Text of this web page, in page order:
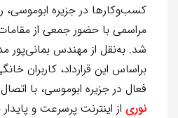
کسب‌وکارها در جزیره ابوموسی،
مراسمی با حضور جمعی از
شد. به‌نقل از مهندس بمانی‌پور
براساس این قرارداد، کاربران
فعال در جزیره ابوموسی، با
نوری از اینترنت پرسرعت و